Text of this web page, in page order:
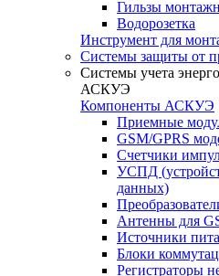
Гильзы
Водорозетка
Инструмент для
Системы защиты от
Системы учета
АСКУЭ
Компоненты АСКУЭ
Приемные
GSM/GPRS
Счетчики
УСПД
данных)
Антенны для
Источники
Блоки
Регистраторы